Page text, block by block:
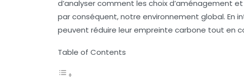
d’analyser comment les choix d’aménagement
par conséquent, notre environnement global. En
peuvent réduire leur empreinte carbone tout en
Table of Contents